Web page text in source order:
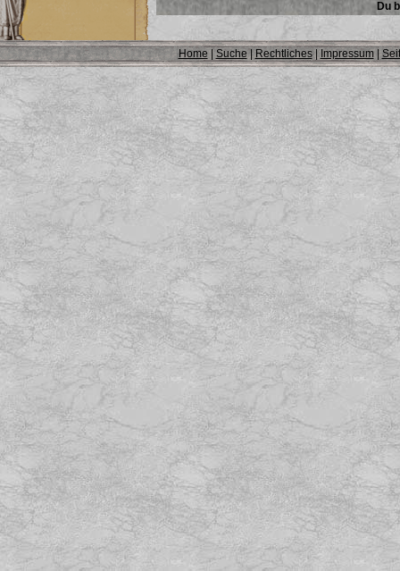
Du
Home| Suche | Rechtliches| Impressum|